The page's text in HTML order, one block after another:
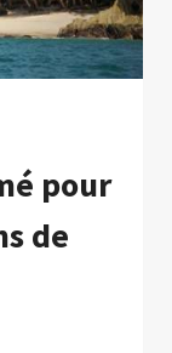
pour
de